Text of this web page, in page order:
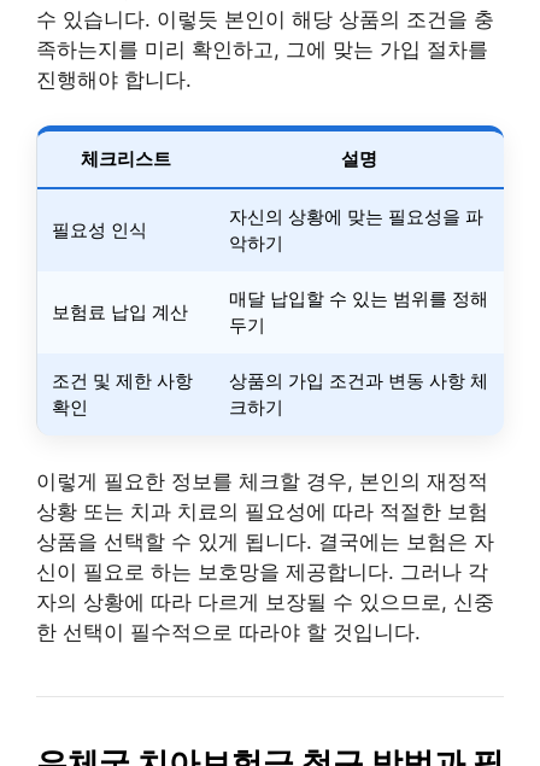
수 있습니다. 이렇듯 본인이 해당 상품의 조건을 충
족하는지를 미리 확인하고, 그에 맞는 가입 절차를
진행해야 합니다.
체크리스트 설명
필요성 인식
자신의 상황에 맞는 필요성을 파
악하기
보험료 납입 계산
매달 납입할 수 있는 범위를 정해
두기
조건 및 제한 사항
확인
상품의 가입 조건과 변동 사항 체
크하기
이렇게 필요한 정보를 체크할 경우, 본인의 재정적
상황 또는 치과 치료의 필요성에 따라 적절한 보험
상품을 선택할 수 있게 됩니다. 결국에는 보험은 자
신이 필요로 하는 보호망을 제공합니다. 그러나 각
자의 상황에 따라 다르게 보장될 수 있으므로, 신중
한 선택이 필수적으로 따라야 할 것입니다.